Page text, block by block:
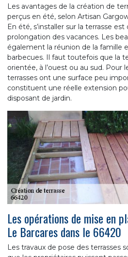
Les avantages de la création de
perçus en été, selon Artisan
En été, s’installer sur la terrasse
prolongation des vacances. Les
également la réunion de la famille
barbecues. Il faut toutefois que la
orientée, à l’ouest ou au sud. Pour
terrasses ont une surface peu
constituent une réelle extension
disposant de jardin.
Les opérations de mise en
Le Barcares dans le 66420
Les travaux de pose des terrasses